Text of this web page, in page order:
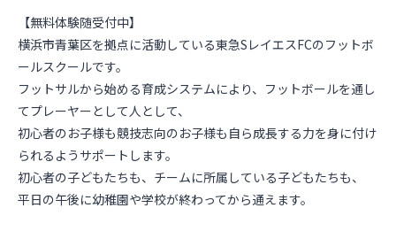
【無料体験随受付中】
横浜市青葉区を拠点に活動している東急SレイエスFCのフットボ
ールスクールです。
フットサルから始める育成システムにより、フットボールを通し
てプレーヤーとして人として、
初心者のお子様も競技志向のお子様も自ら成長する力を身に付け
られるようサポートします。
初心者の子どもたちも、チームに所属している子どもたちも、
平日の午後に幼稚園や学校が終わってから通えます。